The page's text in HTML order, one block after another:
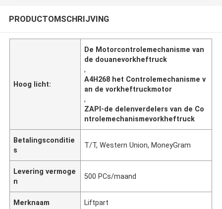
PRODUCTOMSCHRIJVING
Hoog licht:
De Motorcontrolemechanisme van
de douanevorkheftruck
,
A4H268 het Controlemechanisme v
an de vorkheftruckmotor
,
ZAPI-de delenverdelers van de Co
ntrolemechanismevorkheftruck
Betalingsconditie
s
T/T, Western Union, MoneyGram
Levering vermoge
n
500 PCs/maand
Merknaam Liftpart